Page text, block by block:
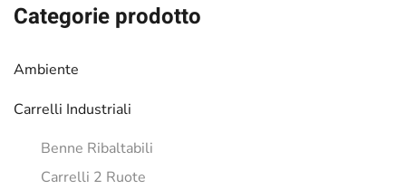
Categorie prodotto
Ambiente
Carrelli Industriali
Benne Ribaltabili
Carrelli 2 Ruote